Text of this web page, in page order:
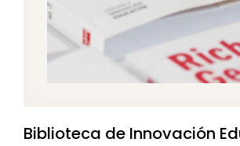
Biblioteca de Innovación